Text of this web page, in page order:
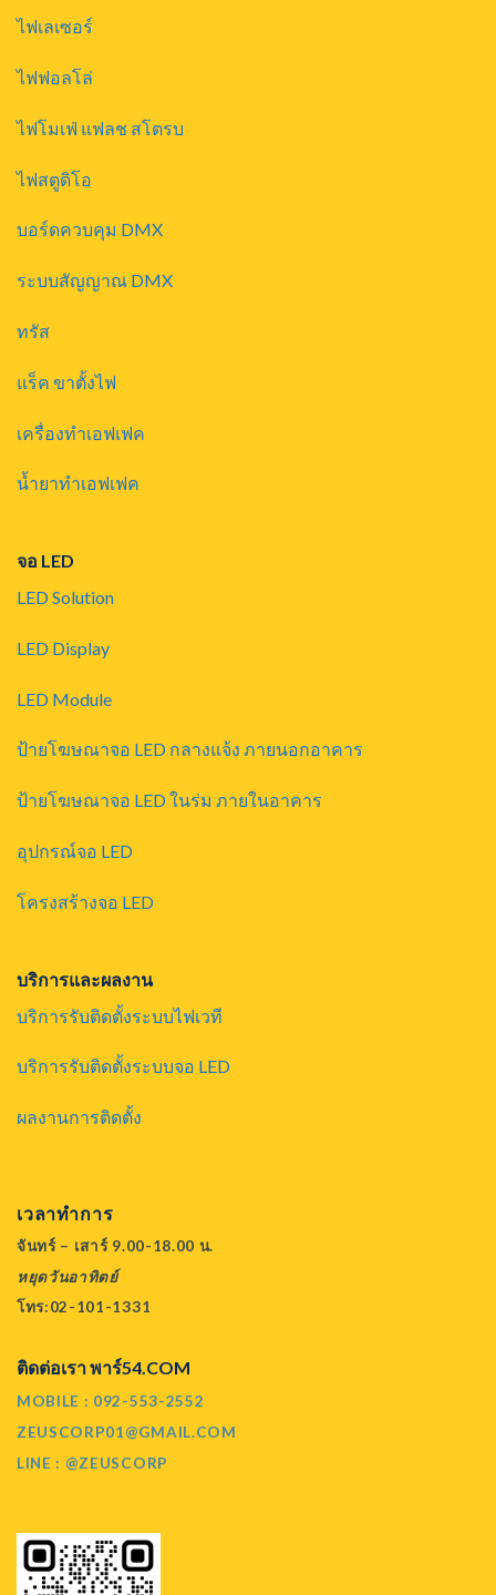
ไฟเลเซอร์
ไฟฟอลโล่
ไฟโมเฟ่ แฟลช สโตรบ
ไฟสตูดิโอ
บอร์ดควบคุม DMX
ระบบสัญญาณ DMX
ทรัส
แร็ค ขาตั้งไฟ
เครื่องทำเอฟเฟค
น้ำยาทำเอฟเฟค
จอ LED
LED Solution
LED Display
LED Module
ป้ายโฆษณาจอ LED กลางแจ้ง ภายนอกอาคาร
ป้ายโฆษณาจอ LED ในร่ม ภายในอาคาร
อุปกรณ์จอ LED
โครงสร้างจอ LED
บริการและผลงาน
บริการรับติดตั้งระบบไฟเวที
บริการรับติดตั้งระบบจอ LED
ผลงานการติดตั้ง
เวลาทำการ
จันทร์ – เสาร์ 9.00-18.00 น.
หยุดวันอาทิตย์
โทร:02-101-1331
ติดต่อเรา พาร์54.COM
MOBILE : 092-553-2552
ZEUSCORP01@GMAIL.COM
LINE : @ZEUSCORP